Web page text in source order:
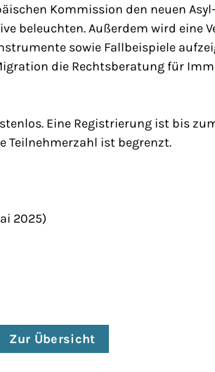
Kommission den neuen
beleuchten. Außerdem wird eine
sowie Fallbeispiele
die Rechtsberatung für
Eine Registrierung ist bis
Teilnehmerzahl ist begrenzt.
2025)
Zur Übersicht